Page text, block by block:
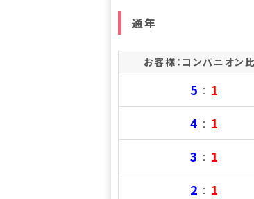
通年
お客様：コンパニオン
5 ： 1
4 ： 1
3 ： 1
2 ： 1